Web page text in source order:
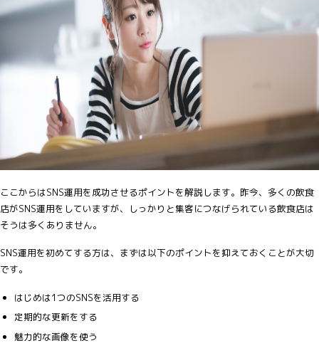
ここからはSNS運用を成功させるポイントを解説します。昨今、多くの飲食
店がSNS運用をしていますが、しっかりと集客につなげられている飲食店は
そうは多くありません。
SNS運用を初めてする方は、まずは以下のポイントを抑えておくことが大切
です。
はじめは1つのSNSを活用する
定期的な更新をする
魅力的な画像を使う